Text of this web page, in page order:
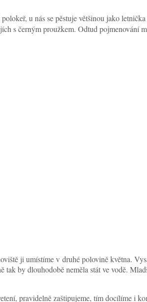
u nás se pěstuje většinou jako
s černým proužkem. Odtud pojmenování
ji umístíme v druhé polovině května.
by dlouhodobě neměla stát ve vodě.
pravidelně zaštipujeme, tím docílíme i